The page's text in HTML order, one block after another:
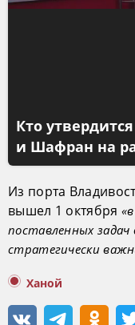
Кто
и Шафран на
Из порта
вышел 1 октября
поставленных задач
стратегически
Ханой